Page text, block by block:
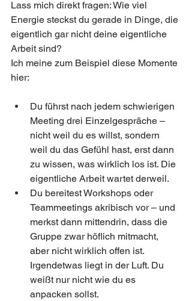
Lass mich direkt fragen: Wie viel
Energie steckst du gerade in Dinge, die
eigentlich gar nicht deine eigentliche
Arbeit sind?
Ich meine zum Beispiel diese Momente
hier:
Du führst nach jedem schwierigen
Meeting drei Einzelgespräche –
nicht weil du es willst, sondern
weil du das Gefühl hast, erst dann
zu wissen, was wirklich los ist. Die
eigentliche Arbeit wartet derweil.
Du bereitest Workshops oder
Teammeetings akribisch vor – und
merkst dann mittendrin, dass die
Gruppe zwar höflich mitmacht,
aber nicht wirklich offen ist.
Irgendetwas liegt in der Luft. Du
weißt nur nicht wie du es
anpacken sollst.